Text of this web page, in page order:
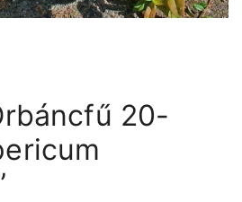
20-